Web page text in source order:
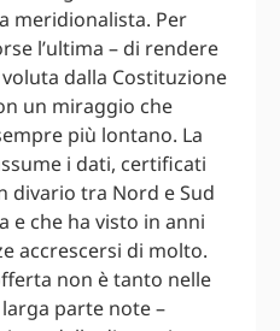
meridionalista. Per
l’ultima – di rendere
dalla Costituzione
un miraggio che
più lontano. La
i dati, certificati
divario tra Nord e Sud
e che ha visto in anni
accrescersi di molto.
non è tanto nelle
parte note –